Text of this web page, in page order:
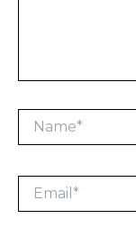
Name*
Email*